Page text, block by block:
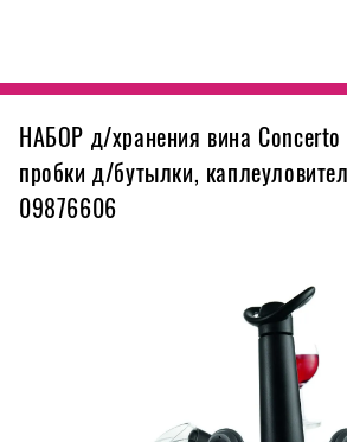
НАБОР д/хранения вина
пробки д/бутылки,
09876606